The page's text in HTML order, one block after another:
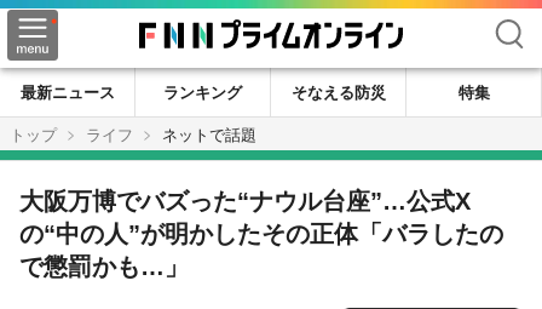
検索
最新ニュース ランキング そなえる防災
特集
トップ
ライフ ネットで話題
大阪万博でバズった“ナウル台座”…公式X
の“中の人”が明かしたその正体「バラしたの
で懲罰かも…」